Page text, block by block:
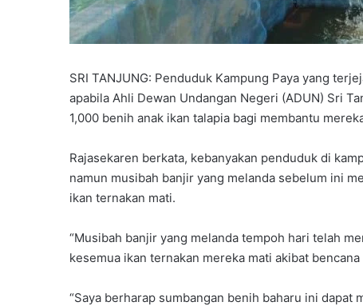
SRI TANJUNG: Penduduk Kampung Paya yang
apabila Ahli Dewan Undangan Negeri (ADUN) Sri
1,000 benih anak ikan talapia bagi membantu
Rajasekaren berkata, kebanyakan penduduk di
namun musibah banjir yang melanda sebelum ini
ikan ternakan mati.
“Musibah banjir yang melanda tempoh hari telah
kesemua ikan ternakan mereka mati akibat
“Saya berharap sumbangan benih baharu ini